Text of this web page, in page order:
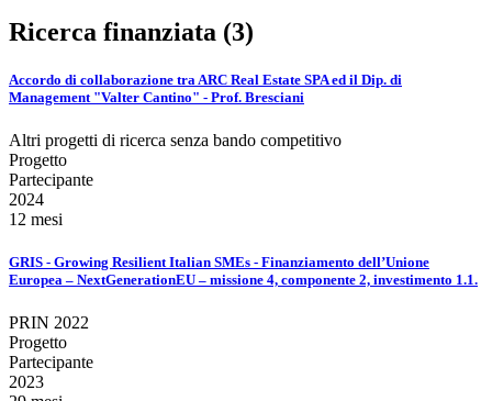
Ricerca finanziata (3)
Accordo di collaborazione tra ARC Real Estate SPA ed il Dip. di
Management "Valter Cantino" - Prof. Bresciani
Altri progetti di ricerca senza bando competitivo
Progetto
Partecipante
2024
12 mesi
GRIS - Growing Resilient Italian SMEs - Finanziamento dell’Unione
Europea – NextGenerationEU – missione 4, componente 2, investimento 1.1.
PRIN 2022
Progetto
Partecipante
2023